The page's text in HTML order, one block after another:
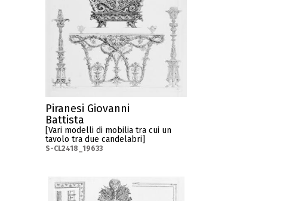
Piranesi Giovanni
Battista
[Vari modelli di mobilia tra cui un
tavolo tra due candelabri]
S-CL2418_19633